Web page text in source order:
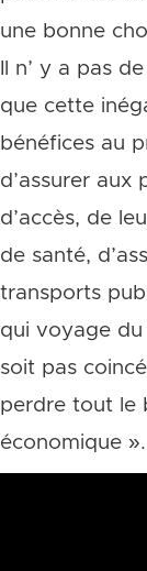
une bonne
Il n’ y a pas
que cette
bénéfices au
d’assurer aux
d’accès, de
de santé,
transports
qui voyage du
soit pas
perdre tout le
économique ».